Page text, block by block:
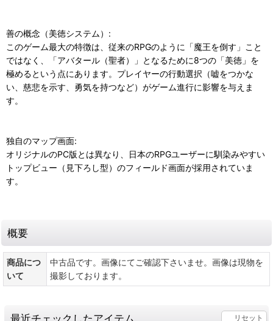
善の概念（美徳システム）:
このゲーム最大の特徴は、従来のRPGのように「魔王を倒す」こと
ではなく、「アバタール（聖者）」となるために8つの「美徳」を
極めるという点にあります。プレイヤーの行動選択（嘘をつかな
い、慈悲を示す、勇気を持つなど）がゲーム進行に影響を与えま
す。
独自のマップ画面:
オリジナルのPC版とは異なり、日本のRPGユーザーに馴染みやすい
トップビュー（見下ろし型）のフィールド画面が採用されていま
す。
概要
商品につ
いて
中古品です。画像にてご確認下さいませ。画像は現物を
撮影しております。
最近チェックしたアイテム リセット